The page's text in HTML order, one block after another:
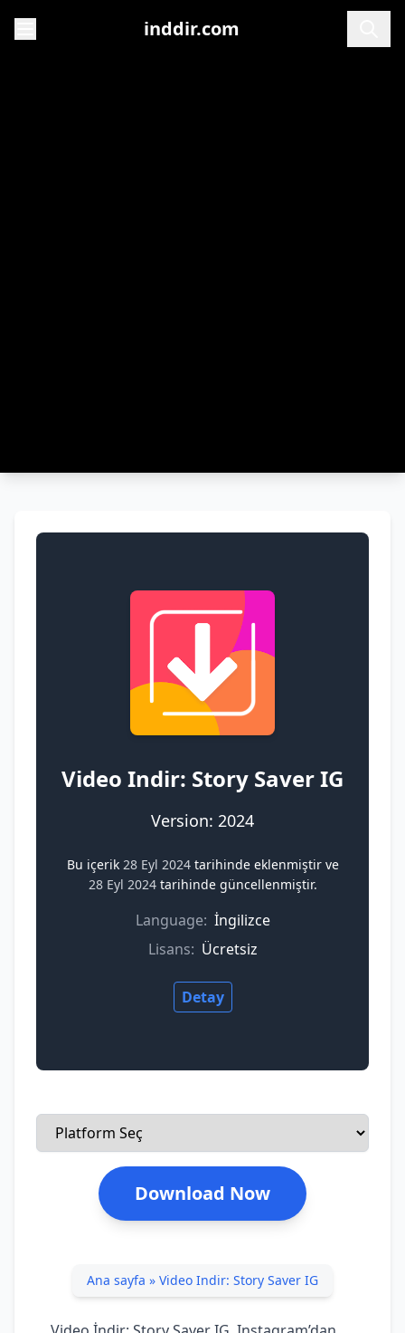
inddir.com
Video Indir: Story Saver IG
Version: 2024
Bu içerik 28 Eyl 2024 tarihinde eklenmiştir ve
28 Eyl 2024 tarihinde güncellenmiştir.
Language: İngilizce
Lisans: Ücretsiz
Detay
Download Now
Ana sayfa » Video Indir: Story Saver IG